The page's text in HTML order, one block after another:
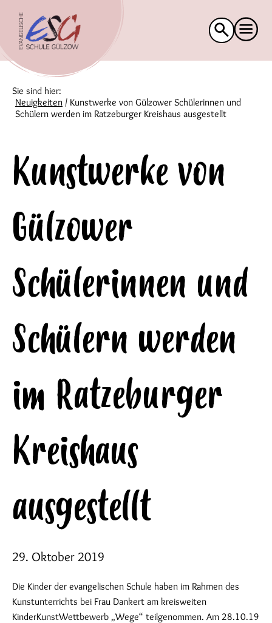
Suche
nach:
Sie sind hier:
Neuigkeiten / Kunstwerke von Gülzower Schülerinnen und
Schülern werden im Ratzeburger Kreishaus ausgestellt
Kunstwerke von
Gülzower
Schülerinnen und
Schülern werden
im Ratzeburger
Kreishaus
ausgestellt
29. Oktober 2019
Die Kinder der evangelischen Schule haben im Rahmen des
Kunstunterrichts bei Frau Dankert am kreisweiten
KinderKunstWettbewerb „Wege“ teilgenommen. Am 28.10.19